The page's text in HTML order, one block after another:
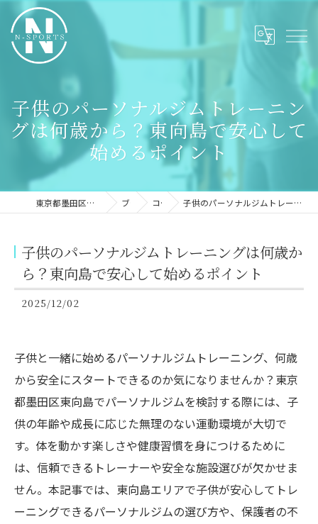
子供のパーソナルジムトレーニン
グは何歳から？東向島で安心して
始めるポイント
東京都墨田区のパーソナルジムならN-sports ブログ コラム 子供のパーソナルジムトレーニングは何歳から？東向島で安心して始めるポイント
子供のパーソナルジムトレーニングは何歳か
ら？東向島で安心して始めるポイント
2025/12/02
子供と一緒に始めるパーソナルジムトレーニング、何歳
から安全にスタートできるのか気になりませんか？東京
都墨田区東向島でパーソナルジムを検討する際には、子
供の年齢や成長に応じた無理のない運動環境が大切で
す。体を動かす楽しさや健康習慣を身につけるために
は、信頼できるトレーナーや安全な施設選びが欠かせま
せん。本記事では、東向島エリアで子供が安心してトレ
ーニングできるパーソナルジムの選び方や、保護者の不